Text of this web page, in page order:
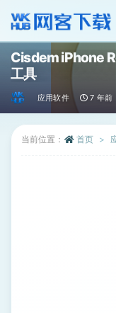
Cisdem iPhone
工具
应用软件 7 年前
当前位置： 首页
全部